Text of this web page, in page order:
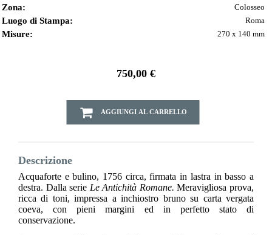
Zona: Colosseo
Luogo di Stampa: Roma
Misure: 270 x 140 mm
750,00 €
AGGIUNGI AL CARRELLO
Descrizione
Acquaforte e bulino, 1756 circa, firmata in lastra in basso a
destra. Dalla serie Le Antichità Romane.Meravigliosa prova,
ricca di toni, impressa a inchiostro bruno su carta vergata
coeva, con pieni margini ed in perfetto stato di
conservazione.